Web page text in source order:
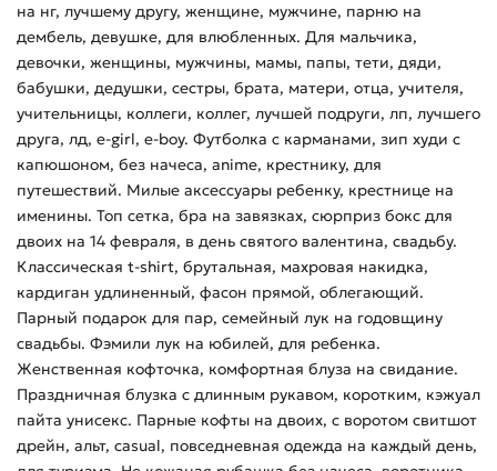
на нг, лучшему другу, женщине, мужчине, парню на
дембель, девушке, для влюбленных. Для мальчика,
девочки, женщины, мужчины, мамы, папы, тети, дяди,
бабушки, дедушки, сестры, брата, матери, отца, учителя,
учительницы, коллеги, коллег, лучшей подруги, лп, лучшего
друга, лд, e-girl, e-boy. Футболка с карманами, зип худи с
капюшоном, без начеса, anime, крестнику, для
путешествий. Милые аксессуары ребенку, крестнице на
именины. Топ сетка, бра на завязках, сюрприз бокс для
двоих на 14 февраля, в день святого валентина, свадьбу.
Классическая t-shirt, брутальная, махровая накидка,
кардиган удлиненный, фасон прямой, облегающий.
Парный подарок для пар, семейный лук на годовщину
свадьбы. Фэмили лук на юбилей, для ребенка.
Женственная кофточка, комфортная блуза на свидание.
Праздничная блузка с длинным рукавом, коротким, кэжуал
пайта унисекс. Парные кофты на двоих, с воротом свитшот
дрейн, альт, casual, повседневная одежда на каждый день,